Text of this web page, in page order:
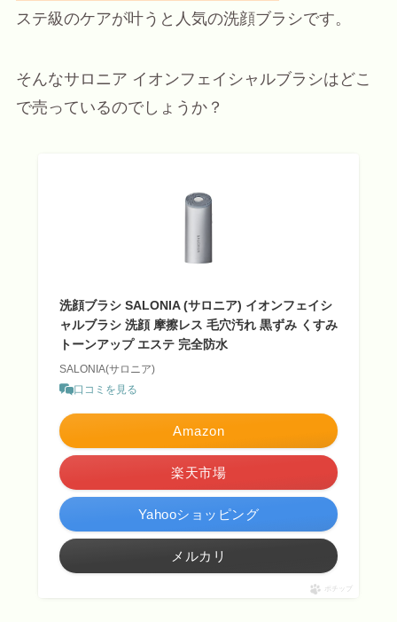
ステ級のケアが叶うと人気の洗顔ブラシです。
そんなサロニア イオンフェイシャルブラシはどこ
で売っているのでしょうか？
洗顔ブラシ SALONIA (サロニア) イオンフェイシ
ャルブラシ 洗顔 摩擦レス 毛穴汚れ 黒ずみ くすみ
トーンアップ エステ 完全防水
SALONIA(サロニア)
口コミを見る
Amazon
楽天市場
Yahooショッピング
メルカリ
ポチップ